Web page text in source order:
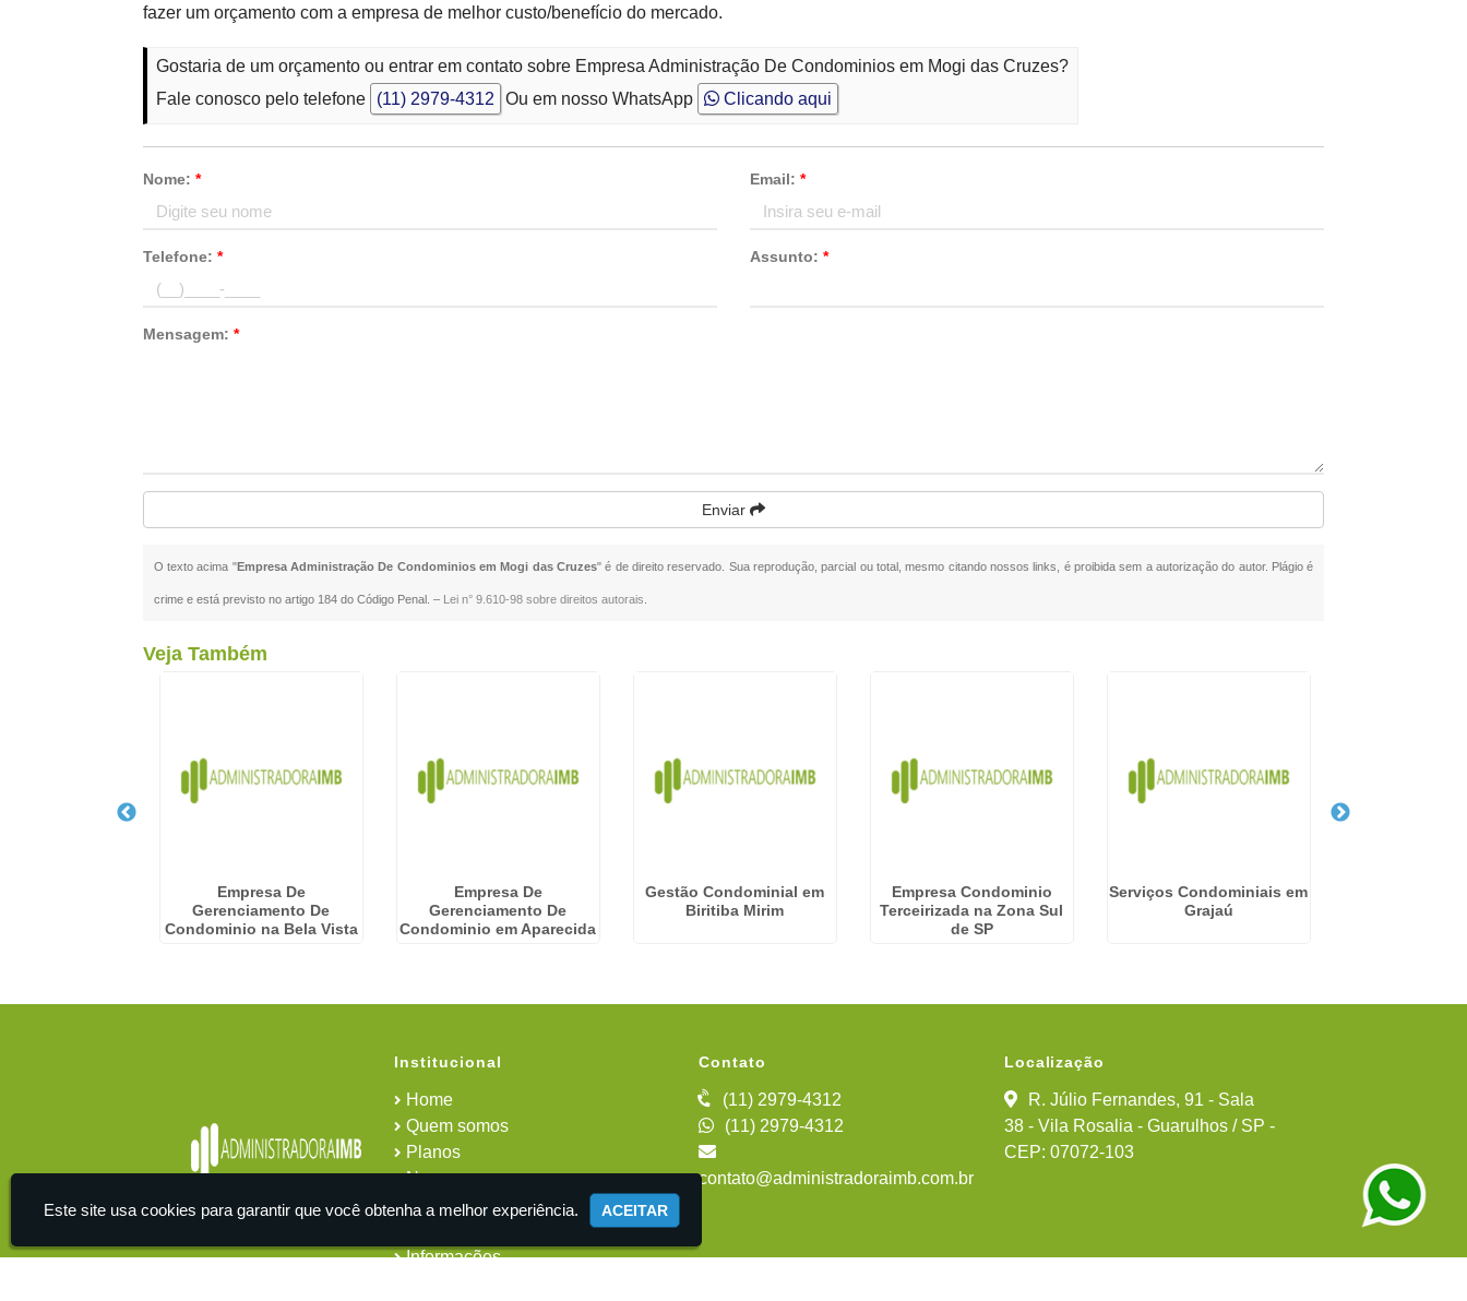
fazer um orçamento com a empresa de melhor custo/benefício do mercado.
Gostaria de um orçamento ou entrar em contato sobre Empresa Administração De Condominios em Mogi das Cruzes?
Fale conosco pelo telefone
(11) 2979-4312 Ou em nosso WhatsApp Clicando aqui
Nome: * Email: *
Telefone: * Assunto: *
Mensagem: *
Enviar
O texto acima "Empresa Administração De Condominios em Mogi das Cruzes" é de direito reservado. Sua reprodução, parcial ou total, mesmo citando nossos links, é proibida sem a autorização do autor. Plágio é
crime e está previsto no artigo 184 do Código Penal. – Lei n° 9.610-98 sobre direitos autorais
Veja Também
Empresa De
Gerenciamento De
Condominio na Bela Vista
Empresa De
Gerenciamento De
Condominio em Aparecida
Gestão Condominial em
Biritiba Mirim
Empresa Condominio
Terceirizada na Zona Sul
de SP
Serviços Condominiais em
Grajaú
Institucional
Home
Quem somos
Planos
News
Área do cliente
Informações
Contato
(11) 2979-4312
(11) 2979-4312
contato@administradoraimb.com.br
Localização
R. Júlio Fernandes, 91 - Sala
38 - Vila Rosalia - Guarulhos / SP -
CEP: 07072-103
Este site usa cookies para garantir que você obtenha a melhor experiência. ACEITAR